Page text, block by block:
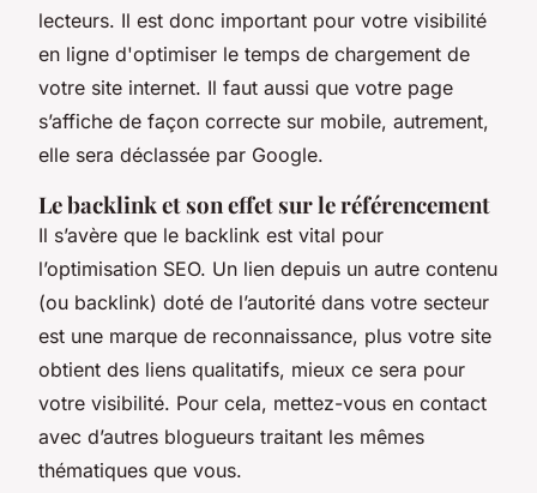
lecteurs. Il est donc important pour votre visibilité
en ligne d'optimiser le temps de chargement de
votre site internet. Il faut aussi que votre page
s’affiche de façon correcte sur mobile, autrement,
elle sera déclassée par Google.
Le backlink et son effet sur le référencement
Il s’avère que le backlink est vital pour
l’optimisation SEO. Un lien depuis un autre contenu
(ou backlink) doté de l’autorité dans votre secteur
est une marque de reconnaissance, plus votre site
obtient des liens qualitatifs, mieux ce sera pour
votre visibilité. Pour cela, mettez-vous en contact
avec d’autres blogueurs traitant les mêmes
thématiques que vous.